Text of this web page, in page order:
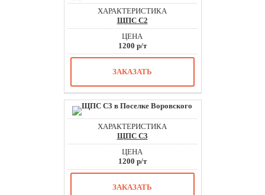
ЩПС С2
1200 р/т
ЗАКАЗАТЬ
ЩПС С3
1200 р/т
ЗАКАЗАТЬ